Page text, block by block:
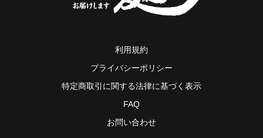
利用規約
プライバシーポリシー
特定商取引に関する法律に基づく表示
FAQ
お問い合わせ